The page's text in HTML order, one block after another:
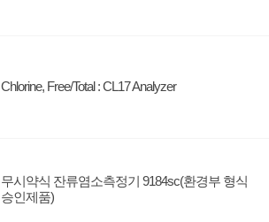
Chlorine, Free/Total : CL17 Analyzer
무시약식 잔류염소측정기 9184sc(환경부 형식
승인제품)